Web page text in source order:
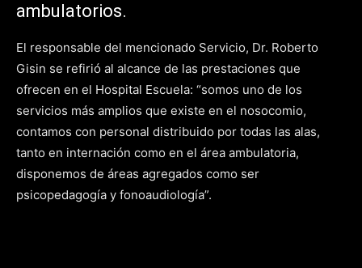
ambulatorios.
El responsable del mencionado Servicio, Dr. Roberto
Gisin se refirió al alcance de las prestaciones que
ofrecen en el Hospital Escuela: “somos uno de los
servicios más amplios que existe en el nosocomio,
contamos con personal distribuido por todas las alas,
tanto en internación como en el área ambulatoria,
disponemos de áreas agregados como ser
psicopedagogía y fonoaudiología”.